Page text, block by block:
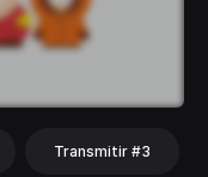
Transmitir #3